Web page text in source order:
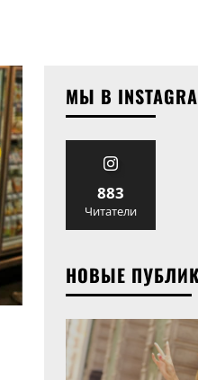
МЫ В
883
Читатели
НОВЫЕ